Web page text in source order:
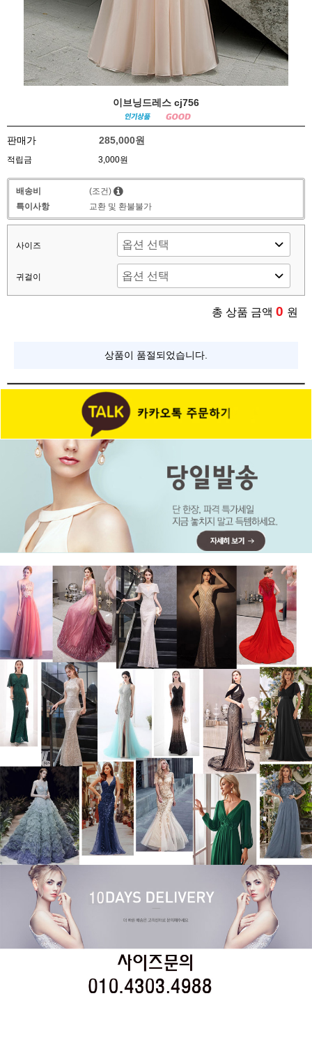
이브닝드레스 cj756
판매가 285,000원
적립금 3,000원
배송비
(조건)
특이사항
교환 및 환불불가
사이즈
귀걸이
총 상품 금액 0 원
상품이 품절되었습니다.